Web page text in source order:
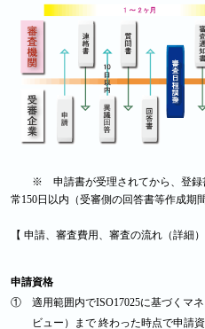
※ 申請書が受理されてから、登録書
常150日以内（受審側の回答書等作成期
【 申請、審査費用、審査の流れ（詳細）
申請資格
① 適用範囲内でISO17025に基づくマネ
ビュー）まで 終わった時点で申請